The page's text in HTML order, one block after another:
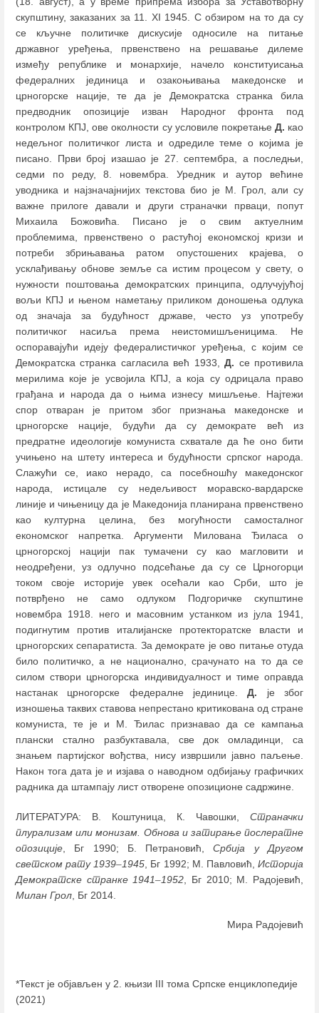
скупштину, заказаних за 11. XI 1945. С обзиром на то да су
се кључне политичке дискусије односиле на питање
државног уређења, првенствено на решавање дилеме
између републике и монархије, начело конституисања
федералних јединица и озакоњивања македонске и
црногорске нације, те да је Демократска странка била
предводник опозиције изван Народног фронта под
контролом КПЈ, ове околности су условиле покретање Д. као
недељног политичког листа и одредиле теме о којима је
писано. Први број изашао је 27. септембра, а последњи,
седми по реду, 8. новембра. Уредник и аутор већине
уводника и најзначајнијих текстова био је М. Грол, али су
важне прилоге давали и други страначки прваци, попут
Михаила Божовића. Писано је о свим актуелним
проблемима, првенствено о растућој економској кризи и
потреби збрињавања ратом опустошених крајева, о
усклађивању обнове земље са истим процесом у свету, о
нужности поштовања демократских принципа, одлучујућој
вољи КПЈ и њеном наметању приликом доношења одлука
од значаја за будућност државе, често уз употребу
политичког насиља према неистомишљеницима. Не
оспоравајући идеју федералистичког уређења, с којим се
Демократска странка сагласила већ 1933,Д. се противила
мерилима које је усвојила КПЈ, а која су одрицала право
грађана и народа да о њима изнесу мишљење. Најтежи
спор отваран је притом због признања македонске и
црногорске нације, будући да су демократе већ из
предратне идеологије комуниста схватале да ће оно бити
учињено на штету интереса и будућности српског народа.
Слажући се, иако нерадо, са посебношћу македонског
народа, истицале су недељивост моравско-вардарске
линије и чињеницу да је Македонија планирана првенствено
као културна целина, без могућности самосталног
економског напретка. Аргументи Милована Ђиласа о
црногорској нацији пак тумачени су као магловити и
неодређени, уз одлучно подсећање да су се Црногорци
током своје историје увек осећали као Срби, што је
потврђено не само одлуком Подгоричке скупштине
новембра 1918. него и масовним устанком из јула 1941,
подигнутим против италијанске протекторатске власти и
црногорских сепаратиста. За демократе је ово питање отуда
било политичко, а не национално, срачунато на то да се
силом створи црногорска индивидуалност и тиме оправда
настанак црногорске федералне јединице.Д. је због
изношења таквих ставова непрестано критикована од стране
комуниста, те је и М. Ђилас признавао да се кампања
плански стално разбуктавала, све док омладинци, са
знањем партијског вођства, нису извршили јавно паљење.
Након тога дата је и изјава о наводном одбијању графичких
радника да штампају лист отворене опозиционе садржине.
ЛИТЕРАТУРА: В. Коштуница, К. Чавошки, Страначки
плурализам или монизам. Обнова и затирање послератне
опозиције , Бг 1990; Б. Петрановић,Србија у Другом
светском рату 1939–1945 , Бг 1992; М. Павловић,Историја
Демократске странке 1941–1952 , Бг 2010; М. Радојевић,
Милан Грол , Бг 2014.
Мира Радојевић
*Текст је објављен у 2. књизи III тома Српске енциклопедије
(2021)